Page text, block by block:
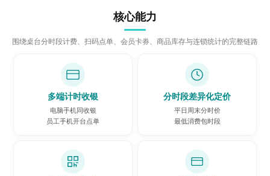
核心能力
围绕桌台分时段计费、扫码点单、会员卡券、商品库存与连锁统计的完整链路
多端计时收银
电脑手机同收银
员工手机开台点单
分时段差异化定价
平日周末分时价
最低消费包时段